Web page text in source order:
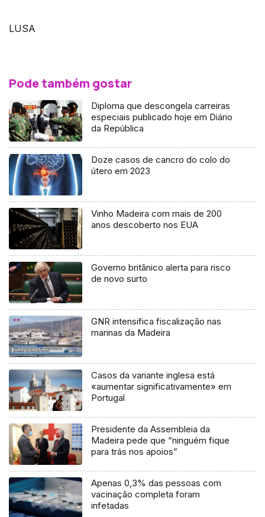
LUSA
Pode também gostar
Diploma que descongela carreiras
especiais publicado hoje em Diário
da República
Doze casos de cancro do colo do
útero em 2023
Vinho Madeira com mais de 200
anos descoberto nos EUA
Governo britânico alerta para risco
de novo surto
GNR intensifica fiscalização nas
marinas da Madeira
Casos da variante inglesa está
«aumentar significativamente» em
Portugal
Presidente da Assembleia da
Madeira pede que “ninguém fique
para trás nos apoios”
Apenas 0,3% das pessoas com
vacinação completa foram
infetadas